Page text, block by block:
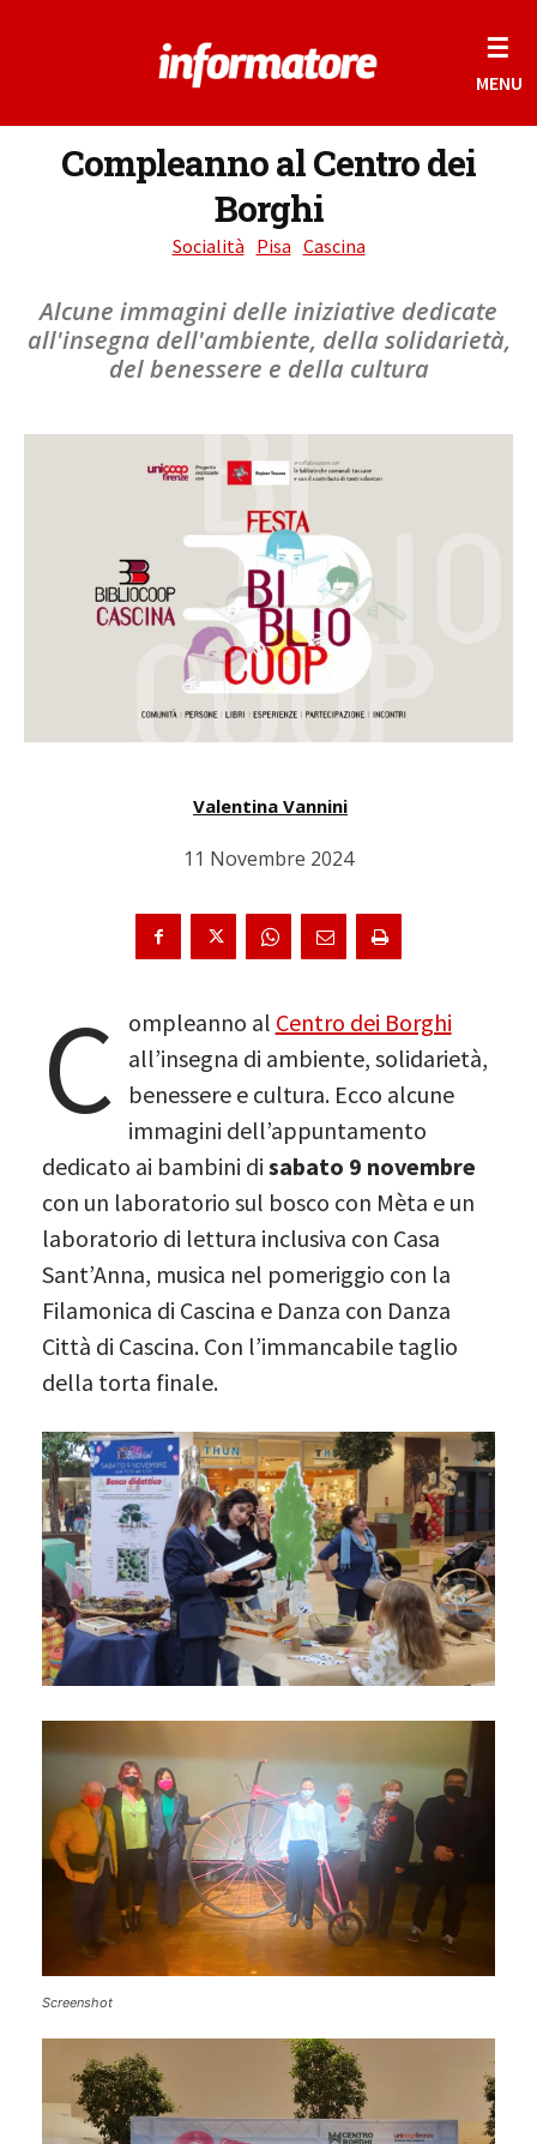
☰
MENU
Compleanno al Centro dei
Borghi
Socialità Pisa Cascina
Alcune immagini delle iniziative dedicate
all'insegna dell'ambiente, della solidarietà,
del benessere e della cultura
Valentina Vannini
11 Novembre 2024
C ompleanno al Centro dei Borghi
all’insegna di ambiente, solidarietà,
benessere e cultura. Ecco alcune
immagini dell’appuntamento
dedicato ai bambini di sabato 9 novembre
con un laboratorio sul bosco con Mèta e un
laboratorio di lettura inclusiva con Casa
Sant’Anna, musica nel pomeriggio con la
Filamonica di Cascina e Danza con Danza
Città di Cascina. Con l’immancabile taglio
della torta finale.
Screenshot